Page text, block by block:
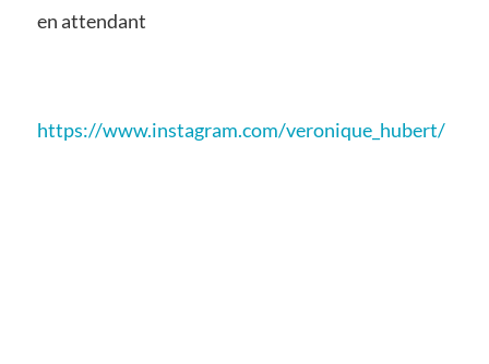
en attendant
https://www.instagram.com/veronique_hubert/